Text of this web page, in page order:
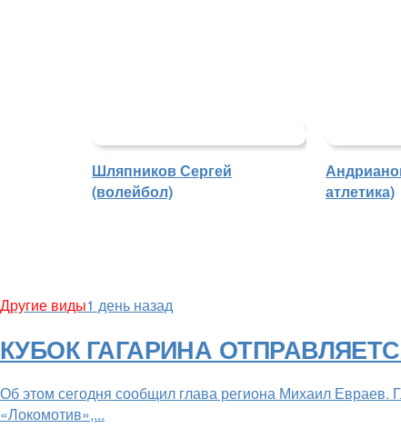
Шляпников Сергей
(волейбол)
атлетика)
Другие виды1 день назад
КУБОК ГАГАРИНА
Об этом сегодня сообщил глава региона Михаил
«Локомотив»,...